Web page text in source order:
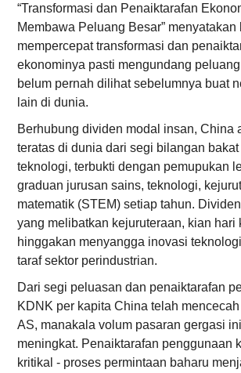
“Transformasi dan Penaiktarafan
Membawa Peluang Besar”
mempercepat transformasi dan
ekonominya pasti mengundang
belum pernah dilihat sebelumnya buat
lain di dunia.
Berhubung dividen modal insan, China
teratas di dunia dari segi bilangan
teknologi, terbukti dengan pemupukan
graduan jurusan sains, teknologi,
matematik (STEM) setiap tahun.
yang melibatkan kejuruteraan, kian hari
hinggakan menyangga inovasi
taraf sektor perindustrian.
Dari segi peluasan dan penaiktarafan
KDNK per kapita China telah
AS, manakala volum pasaran gergasi
meningkat. Penaiktarafan penggunaan
kritikal - proses permintaan baharu